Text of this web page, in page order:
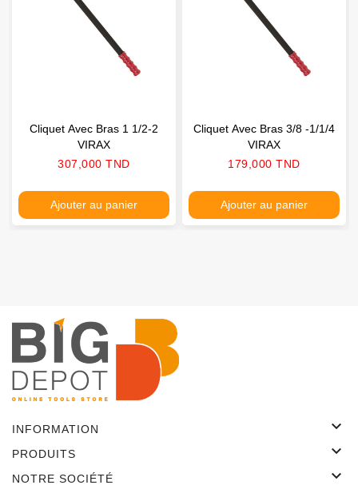
Cliquet Avec Bras 1 1/2-2
VIRAX
Prix
307,000 TND
Ajouter au panier
Cliquet Avec Bras 3/8 -1/1/4
VIRAX
Prix
179,000 TND
Ajouter au panier
INFORMATION 
PRODUITS 
NOTRE SOCIÉTÉ
